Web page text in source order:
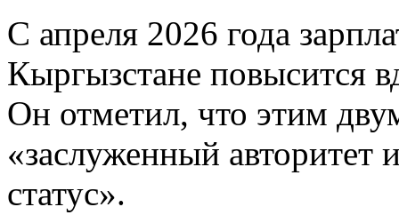
С апреля 2026 года
Кыргызстане повысится
Он отметил, что этим
«заслуженный
статус».